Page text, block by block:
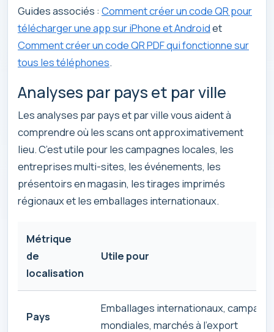
Guides associés : Comment créer un code QR pour
télécharger une app sur iPhone et Androidet
Comment créer un code QR PDF qui fonctionne sur
tous les téléphones.
Analyses par pays et par ville
Les analyses par pays et par ville vous aident à
comprendre où les scans ont approximativement
lieu. C’est utile pour les campagnes locales, les
entreprises multi-sites, les événements, les
présentoirs en magasin, les tirages imprimés
régionaux et les emballages internationaux.
Métrique
de
localisation
Utile pour
Pays
Emballages internationaux,
mondiales, marchés à l’export